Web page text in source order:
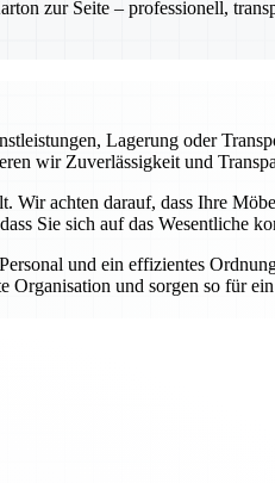
zur Seite – professionell,
Lagerung oder
wir Zuverlässigkeit und
achten darauf, dass Ihre
Sie sich auf das Wesentliche
und ein effizientes
und sorgen so für